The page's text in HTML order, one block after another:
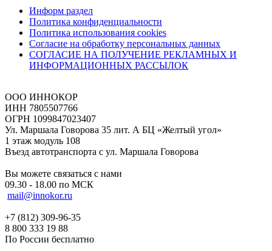
Информ раздел
Политика конфиденциальности
Политика использования cookies
Согласие на обработку персональных данных
СОГЛАСИЕ НА ПОЛУЧЕНИЕ РЕКЛАМНЫХ И
ИНФОРМАЦИОННЫХ РАССЫЛОК
ООО ИННОКОР
ИНН 7805507766
ОГРН 1099847023407
Ул. Маршала Говорова 35 лит. А БЦ «Желтый угол»
1 этаж модуль 108
Въезд автотранспорта с ул. Маршала Говорова
Вы можете связаться с нами
09.30 - 18.00 по МСК
mail@innokor.ru
+7 (812) 309-96-35
8 800 333 19 88
По России бесплатно